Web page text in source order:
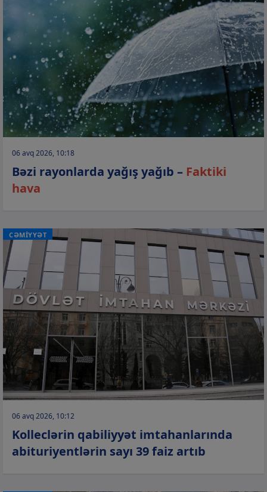
06 avq 2026, 10:18
Bəzi rayonlarda yağış yağıb – Faktiki
hava
CƏMİYYƏT
06 avq 2026, 10:12
Kolleclərin qabiliyyət imtahanlarında
abituriyentlərin sayı 39 faiz artıb